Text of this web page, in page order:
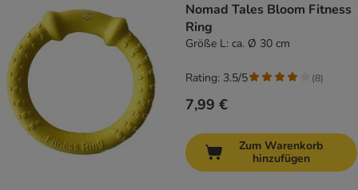
Nomad Tales Bloom Fitness
Ring
Größe L: ca. Ø 30 cm
7,99 €
Rating: 3.5/5 (8)
Zum Warenkorb
hinzufügen